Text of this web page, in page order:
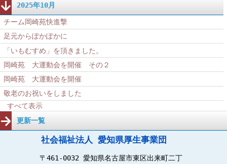
2025年10月
チーム岡崎苑快進撃
足元からぽかぽかに
「いもむすめ」を頂きました。
岡崎苑 大運動会を開催 その２
岡崎苑 大運動会を開催
敬老のお祝いをしました
すべて表示
更新一覧
社会福祉法人 愛知県厚生事業団
〒461-0032 愛知県名古屋市東区出来町二丁